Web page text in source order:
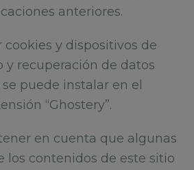
anteriores.
cookies y dispositivos de
recuperación de datos
puede instalar en el
“Ghostery”.
en cuenta que algunas
los contenidos de este sitio